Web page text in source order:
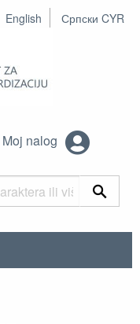
English Српски CYR
Moj nalog